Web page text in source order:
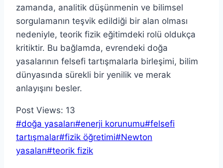
zamanda, analitik düşünmenin ve bilimsel
sorgulamanın teşvik edildiği bir alan olması
nedeniyle, teorik fizik eğitimdeki rolü oldukça
kritiktir. Bu bağlamda, evrendeki doğa
yasalarının felsefi tartışmalarla birleşimi, bilim
dünyasında sürekli bir yenilik ve merak
anlayışını besler.
Post Views: 13
Post
Tags:
#doğa yasaları#enerji korunumu#felsefi
tartışmalar#fizik öğretimi#Newton
yasaları#teorik fizik